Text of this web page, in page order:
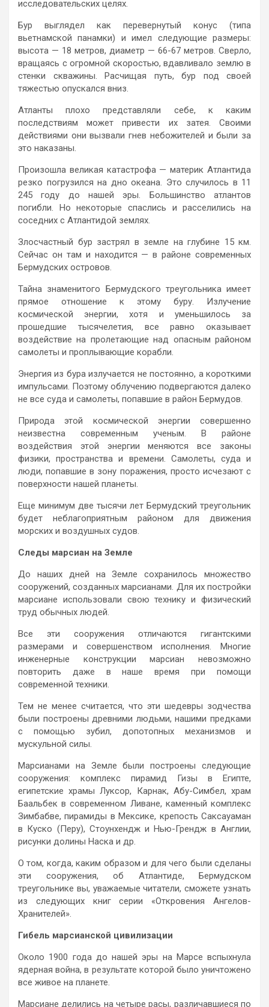
исследовательских целях.
Бур выглядел как перевернутый конус (типа
вьетнамской панамки) и имел следующие размеры:
высота — 18 метров, диаметр — 66-67 метров. Сверло,
вращаясь с огромной скоростью, вдавливало землю в
стенки скважины. Расчищая путь, бур под своей
тяжестью опускался вниз.
Атланты плохо представляли себе, к каким
последствиям может привести их затея. Своими
действиями они вызвали гнев небожителей и были за
это наказаны.
Произошла великая катастрофа — материк Атлантида
резко погрузился на дно океана. Это случилось в 11
245 году до нашей эры. Большинство атлантов
погибли. Но некоторые спаслись и расселились на
соседних с Атлантидой землях.
Злосчастный бур застрял в земле на глубине 15 км.
Сейчас он там и находится — в районе современных
Бермудских островов.
Тайна знаменитого Бермудского треугольника имеет
прямое отношение к этому буру. Излучение
космической энергии, хотя и уменьшилось за
прошедшие тысячелетия, все равно оказывает
воздействие на пролетающие над опасным районом
самолеты и проплывающие корабли.
Энергия из бура излучается не постоянно, а короткими
импульсами. Поэтому облучению подвергаются далеко
не все суда и самолеты, попавшие в район Бермудов.
Природа этой космической энергии совершенно
неизвестна современным ученым. В районе
воздействия этой энергии меняются все законы
физики, пространства и времени. Самолеты, суда и
люди, попавшие в зону поражения, просто исчезают с
поверхности нашей планеты.
Еще минимум две тысячи лет Бермудский треугольник
будет неблагоприятным районом для движения
морских и воздушных судов.
Следы марсиан на Земле
До наших дней на Земле сохранилось множество
сооружений, созданных марсианами. Для их постройки
марсиане использовали свою технику и физический
труд обычных людей.
Все эти сооружения отличаются гигантскими
размерами и совершенством исполнения. Многие
инженерные конструкции марсиан невозможно
повторить даже в наше время при помощи
современной техники.
Тем не менее считается, что эти шедевры зодчества
были построены древними людьми, нашими предками
с помощью зубил, допотопных механизмов и
мускульной силы.
Марсианами на Земле были построены следующие
сооружения: комплекс пирамид Гизы в Египте,
египетские храмы Луксор, Карнак, Абу-Симбел, храм
Баальбек в современном Ливане, каменный комплекс
Зимбабве, пирамиды в Мексике, крепость Саксауаман
в Куско (Перу), Стоунхендж и Нью-Грендж в Англии,
рисунки долины Наска и др.
О том, когда, каким образом и для чего были сделаны
эти сооружения, об Атлантиде, Бермудском
треугольнике вы, уважаемые читатели, сможете узнать
из следующих книг серии «Откровения Ангелов-
Хранителей».
Гибель марсианской цивилизации
Около 1900 года до нашей эры на Марсе вспыхнула
ядерная война, в результате которой было уничтожено
все живое на планете.
Марсиане делились на четыре расы, различавшиеся по